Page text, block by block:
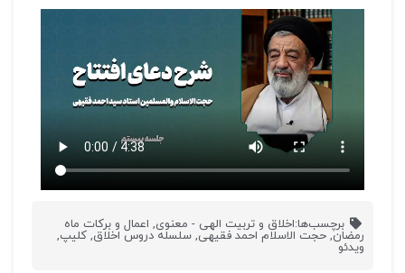
برچسب‌ها:اخلاق و تربیت الهی - معنوی, اعمال و برکات ماه
رمضان, حجت الاسلام احمد فقیهی, سلسله دروس اخلاق, کلیپ,
ویدئو